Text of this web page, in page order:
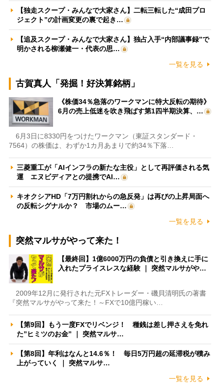
【独走スクープ・みんなで大家さん】二転三転した“成田プロ
ジェクト”の計画変更の裏で起き…
【追及スクープ・みんなで大家さん】独占入手“内部議事録”で
明かされる柳瀬健一・代表の思…
一覧を見る
古賀真人「発掘！好決算銘柄」
《株価34％急落のワークマンに特大反転の期待》
6月の売上低迷を吹き飛ばす第1四半期決算、…
6月3日に8330円をつけたワークマン（東証スタンダード・
7564）の株価は、わずか1カ月あまりで約34％下落…
三菱重工が「AIインフラの新たな主役」として再評価される気
運 エヌビディアとの提携でAI…
キオクシアHD「7万円割れからの急反発」は再びの上昇局面へ
の反転シグナルか？ 市場のムー…
一覧を見る
突然マルサがやって来た！
【最終回】1億6000万円の負債と引き換えに手に
入れたプライスレスな経験 ｜ 突然マルサがや…
2009年12月に発行された元FXトレーダー・磯貝清明氏の著書
『突然マルサがやって来た！～FXで10億円稼い…
【第9回】もう一度FXでリベンジ！ 種銭は差し押さえを免れ
た”ヒミツのお金” ｜ 突然マルサ…
【第8回】年利はなんと14.6％！ 毎日5万円超の延滞税が積み
上がっていく ｜ 突然マルサ…
一覧を見る